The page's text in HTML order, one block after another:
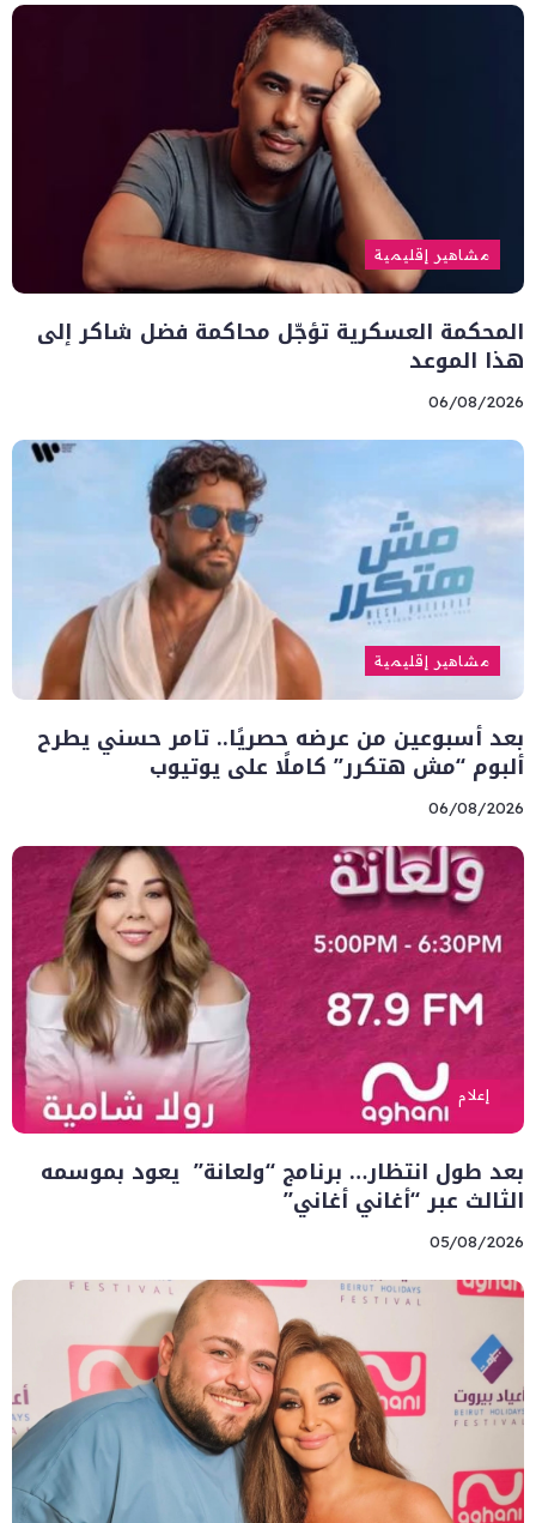
مشاهير إقليمية
المحكمة العسكرية تؤجّل محاكمة فضل شاكر إلى
هذا الموعد
06/08/2026
مشاهير إقليمية
بعد أسبوعين من عرضه حصريًا.. تامر حسني يطرح
ألبوم “مش هتكرر” كاملًا على يوتيوب
06/08/2026
إعلام
بعد طول انتظار… برنامج “ولعانة” يعود بموسمه
الثالث عبر “أغاني أغاني”
05/08/2026